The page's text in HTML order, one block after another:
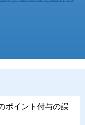
ポイント付与の誤